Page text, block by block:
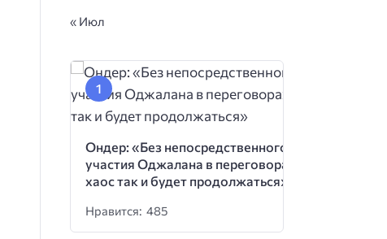
« Июл
Ондер: «Без непосредственного
участия Оджалана в переговорах
хаос так и будет продолжаться»
Нравится: 485